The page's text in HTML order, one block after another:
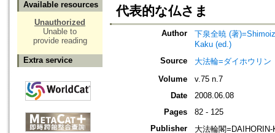
Available resources
Unauthorized
Unable to
provide reading
Extra service
代表的な仏さま
Author
下泉全暁 (著
Kaku (ed.)
Source
大法輪=ダイホウリン
Volume
v.75 n.7
Date
2008.06.08
Pages
82 - 125
Publisher
大法輪閣=DAIHORIN-